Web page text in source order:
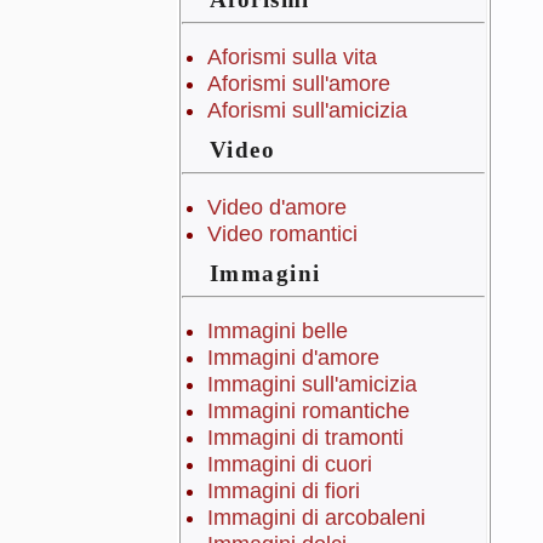
Aforismi sulla vita
Aforismi sull'amore
Aforismi sull'amicizia
Video
Video d'amore
Video romantici
Immagini
Immagini belle
Immagini d'amore
Immagini sull'amicizia
Immagini romantiche
Immagini di tramonti
Immagini di cuori
Immagini di fiori
Immagini di arcobaleni